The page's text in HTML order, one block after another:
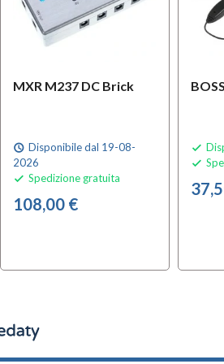
MXR M237 DC Brick
schedule Disponibile dal 19-08-
2026
 Spedizione gratuita
108,00 €

